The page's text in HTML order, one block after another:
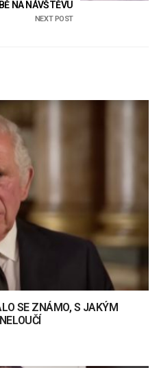
NA NÁVŠTĚVU
NEXT POST
SE ZNÁMO, S JAKÝM